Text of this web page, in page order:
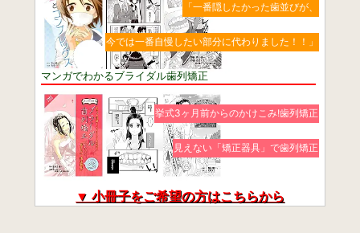
「一番隠したかった歯並びが、
今では一番自慢したい部分に代わりました！！」
マンガでわかるブライダル歯列矯正
挙式3ヶ月前からのかけこみ!歯列矯正
見えない「矯正器具」で歯列矯正
▼ 小冊子をご希望の方はこちらから